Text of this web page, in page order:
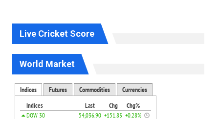
Live Cricket Score
World Market